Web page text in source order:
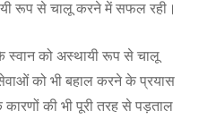
रूप से चालू करने में सफल रही।
स्वान को अस्थायी रूप से चालू
को भी बहाल करने के प्रयास
की भी पूरी तरह से पड़ताल